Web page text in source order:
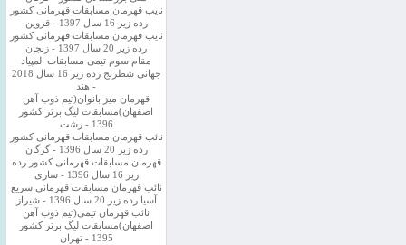
نایب قهرمان مسابقات قهرمانی کشور
رده زیر 16 سال 1397 - قزوین
نایب قهرمان مسابقات قهرمانی کشور
رده زیر 20 سال 1397 - زنجان
مقام سوم تیمی مسابقات المپیاد
جهانی شطرنج رده زیر 16 سال 2018
- هند
قهرمان میز بانوان(تیم ذوب آهن
اصفهان)مسابقات لیگ برتر کشور
1396 - رشت
نائب قهرمان مسابقات قهرمانی کشور
رده زیر 20 سال 1396 - گرگان
قهرمان مسابقات قهرمانی کشور رده
زیر 16 سال 1396 - ساری
نائب قهرمان مسابقات قهرمانی سریع
آسیا رده زیر 20 سال 1396 - شیراز
نائب قهرمان تیمی(تیم ذوب آهن
اصفهان)مسابقات لیگ برتر کشور
1395 - تهران